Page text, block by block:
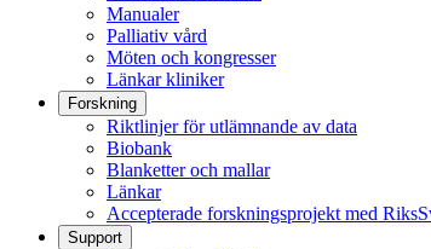
Manualer
Palliativ vård
Möten och kongresser
Länkar kliniker
Forskning
Riktlinjer för utlämnande av data
Biobank
Blanketter och mallar
Länkar
Accepterade forskningsprojekt med
Support